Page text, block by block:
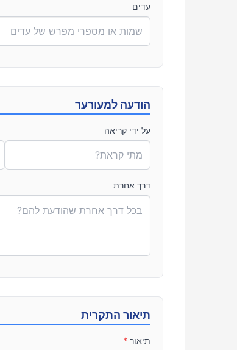
עדים
הודעה למעורער
על ידי קריאה
דרך אחרת
תיאור התקרית
תיאור *